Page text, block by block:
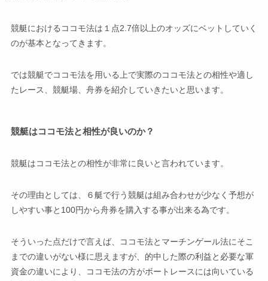
競艇におけるココモ法は１点2.7倍以上のオッズにベットしていく
のが基本となってきます。
では競艇でココモ法を用いる上で実際のココモ法との相性や適し
たレース、競艇場、舟券を紹介していきたいと思います。
競艇はココモ法と相性が良いのか？
競艇はココモ法との相性が非常に良いと言われています。
その理由としては、６艇で行う競艇は組み合わせが少なく予想が
しやすい事と100円から舟券を購入する事が出来る為です。
そういった点だけで言えば、ココモ法とマーチンゲール法にそこ
までの違いがない様に思えますが、的中した際の利益と必要な軍
資金の違いにより、ココモ法の方がボートレースには向いている